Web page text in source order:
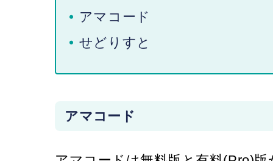
アマコード
せどりすと
アマコード